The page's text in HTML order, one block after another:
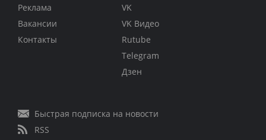
Реклама
Вакансии
Контакты
VK
VK Видео
Rutube
Telegram
Дзен
Быстрая подписка на новости
RSS